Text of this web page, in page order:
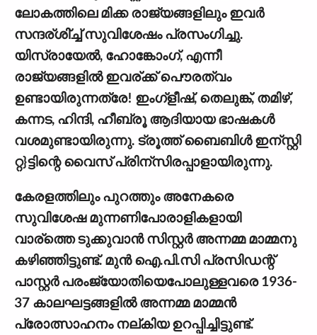
ലോകത്തിലെ മിക്ക രാജ്യങ്ങളിലും ഇവര്‍
സന്ദര്ശി്ച്ച് സുവിശേഷം പ്രസംഗിച്ചു.
യിസ്രായേല്‍, ഹോങ്കോംഗ്, എന്നീ
രാജ്യങ്ങളില്‍ ഇവര്ക്ക് പൌരത്വം
ഉണ്ടായിരുന്നത്രേ! ഇംഗ്ളീഷ്, തെലുങ്ക്, തമിഴ്,
കന്നട, ഹിന്ദി, ഹീബ്രൂ ആദിയായ ഭാഷകള്‍
വശമുണ്ടായിരുന്നു. ട്രൂത്ത് ബൈബിള്‍ ഇന്സ്റ്റി
റ്റ}ട്ടിന്റെ വൈസ് പ്രിന്സിരപ്പാളായിരുന്നു.
കേരളത്തിലും പുറത്തും അനേകരെ
സുവിശേഷ മുന്നണിപോരാളികളായി
വാര്ത്തെ ടുക്കുവാന്‍ സിസ്റ്റര്‍ അന്നമ്മ മാമ്മനു
കഴിഞ്ഞിട്ടുണ്ട്. മുന്‍ ഐ.പി.സി പ്രസിഡന്റ്
പാസ്റ്റര്‍ പരംജ്യോതിയെപോലുള്ളവരെ 1936-
37 കാലഘട്ടങ്ങളില്‍ അന്നമ്മ മാമ്മന്‍
പ്രോത്സാഹനം നല്കിയ ഉറപ്പിച്ചിട്ടുണ്ട്.